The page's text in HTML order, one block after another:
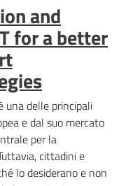
and
for a better
una delle principali
e dal suo mercato
per la
cittadini e
lo desiderano e non